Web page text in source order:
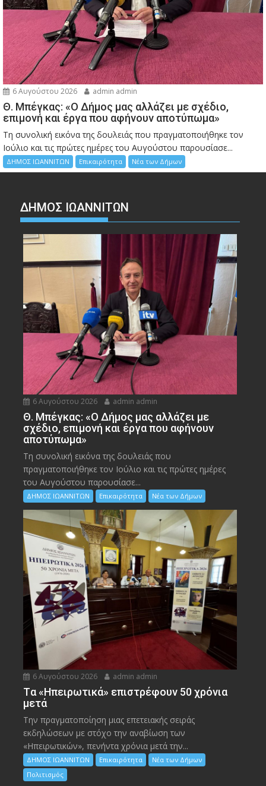
6 Αυγούστου 2026 admin admin
Θ. Μπέγκας: «Ο Δήμος μας αλλάζει με σχέδιο,
επιμονή και έργα που αφήνουν αποτύπωμα»
Τη συνολική εικόνα της δουλειάς που πραγματοποιήθηκε τον
Ιούλιο και τις πρώτες ημέρες του Αυγούστου παρουσίασε...
ΔΗΜΟΣ ΙΩΑΝΝΙΤΩΝ Επικαιρότητα Νέα των Δήμων
ΔΗΜΟΣ ΙΩΑΝΝΙΤΩΝ
6 Αυγούστου 2026 admin admin
Θ. Μπέγκας: «Ο Δήμος μας αλλάζει με
σχέδιο, επιμονή και έργα που αφήνουν
αποτύπωμα»
Τη συνολική εικόνα της δουλειάς που
πραγματοποιήθηκε τον Ιούλιο και τις πρώτες ημέρες
του Αυγούστου παρουσίασε...
ΔΗΜΟΣ ΙΩΑΝΝΙΤΩΝ Επικαιρότητα Νέα των Δήμων
6 Αυγούστου 2026 admin admin
Tα «Ηπειρωτικά» επιστρέφουν 50 χρόνια
μετά
Την πραγματοποίηση μιας επετειακής σειράς
εκδηλώσεων με στόχο την αναβίωση των
«Ηπειρωτικών», πενήντα χρόνια μετά την...
ΔΗΜΟΣ ΙΩΑΝΝΙΤΩΝ Επικαιρότητα
Νέα των Δήμων
Πολιτισμός